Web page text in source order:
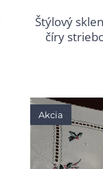
Štýlový
číry
Akcia